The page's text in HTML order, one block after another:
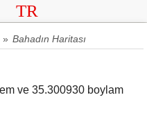
TR
» Bahadın Haritası
ve 35.300930 boylam